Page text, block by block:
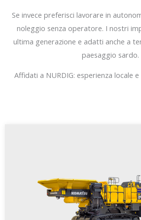
Se invece preferisci lavorare in
noleggio senza operatore. I nostri
ultima generazione e adatti anche a
paesaggio sardo.
Affidati a NURDIG: esperienza locale